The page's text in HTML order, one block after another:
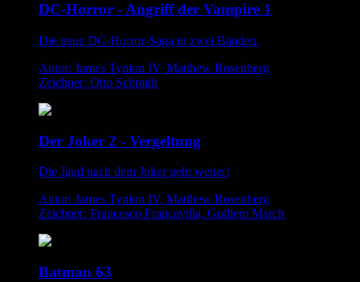
DC-Horror - Angriff der Vampire 1
Die neue DC-Horror-Saga in zwei Bänden.
Autor: James Tynion IV, Matthew Rosenberg
Zeichner: Otto Schmidt
Der Joker 2 - Vergeltung
Die Jagd nach dem Joker geht weiter!
Autor: James Tynion IV, Matthew Rosenberg
Zeichner: Francesco Francavilla, Guillem March
Batman 63